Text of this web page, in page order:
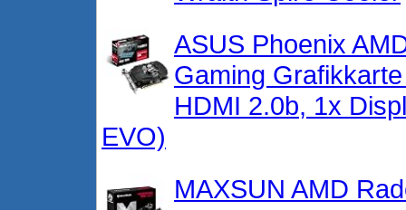
ASUS Phoenix
Gaming
HDMI 2.0b, 1x
EVO)
MAXSUN AMD